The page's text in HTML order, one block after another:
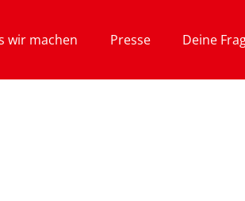
wir machen Presse Deine